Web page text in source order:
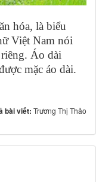
hóa, là biểu
Việt Nam nói
Áo dài
mặc áo dài.
bài viết: Trương Thị Thảo